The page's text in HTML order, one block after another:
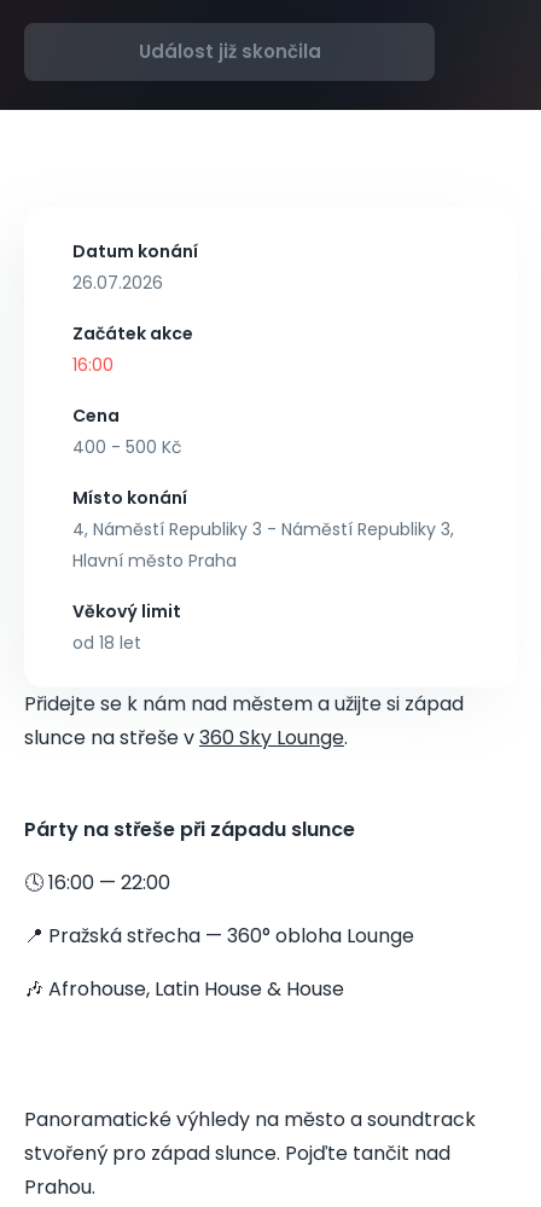
Událost již skončila
Datum konání
26.07.2026
Začátek akce
16:00
Cena
400 - 500 Kč
Místo konání
4, Náměstí Republiky 3 - Náměstí Republiky 3,
Hlavní město Praha
Věkový limit
od 18 let
Přidejte se k nám nad městem a užijte si západ
slunce na střeše v360 Sky Lounge.
Párty na střeše při západu slunce
🕓 16:00 — 22:00
📍 Pražská střecha — 360° obloha Lounge
🎶 Afrohouse, Latin House & House
Panoramatické výhledy na město a soundtrack
stvořený pro západ slunce. Pojďte tančit nad
Prahou.